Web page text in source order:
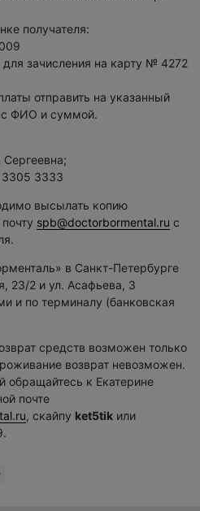
получателя:
зачисления на карту № 4272
отправить на указанный
с ФИО и суммой.
3333
высылать копию
spb@doctorbormental.ru с
в Санкт-Петербурге
23/2 и ул. Асафьева, 3
и по терминалу (банковская
средств возможен только
возврат невозможен.
обращайтесь к Екатерине
почте
, скайпу ket5tik или